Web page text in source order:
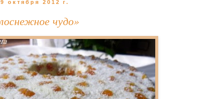
октября 2012 г.
чудо»